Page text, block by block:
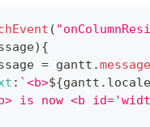
(
) {
= gantt .message
: `<b>${gantt . locale
is now <b